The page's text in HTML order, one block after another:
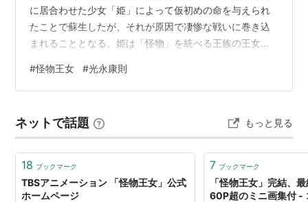
美術監督：岡本有香（アトリエブーカ）
撮影監督：松井伸哉
音響監督：高桑一
音楽制作：神南スタジオ
アニメーション制作：マッドハウス
キャスト
姫：川澄綾子
ヒロ：大浦冬華
紗和々：皆口裕子
に居合わせた少女「姫」によって仮初めの命を与えられ
たことで蘇生したが、それが原因で凄惨な戦いに巻き込
まれることとなる。姫は「怪物」を統べる王族の王女で
だ。 「血の戦士」として王女に仕える立場となったヒロ
は、姫の命を狙って次々と現われる怪物達や、姫と敵対
とその境遇、そして不可思議な世界の姿を知っていく。
感想 面白かった。王位を巡る争いではあるが、その実、
どうなったら王として認められるの…
#怪物王女 #光永康則
ネットで話題 もっと見る
18 ブックマーク
TBSアニメーション 「怪物王女」公式
ホームページ
7 ブックマーク
「怪物王女」完結、
60P超のミニ画集付 -